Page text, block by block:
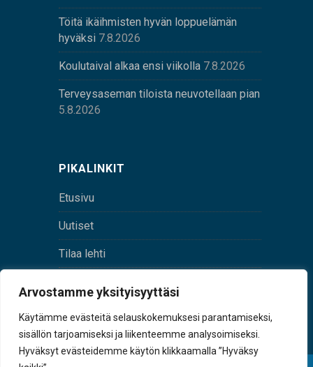
Arvostamme yksityisyyttäsi
Käytämme evästeitä selauskokemuksesi parantamiseksi,
sisällön tarjoamiseksi ja liikenteemme analysoimiseksi.
Hyväksyt evästeidemme käytön klikkaamalla ”Hyväksy
Töitä ikäihmisten hyvän loppuelämän
hyväksi 7.8.2026
Koulutaival alkaa ensi viikolla 7.8.2026
Terveysaseman tiloista neuvotellaan pian
5.8.2026
PIKALINKIT
Etusivu
Uutiset
Tilaa lehti